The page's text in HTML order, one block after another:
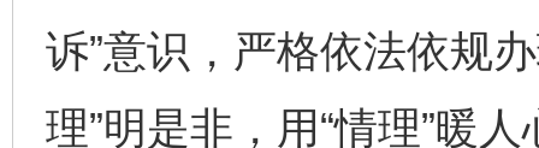
诉”意识，严格依法依规
理”明是非，用“情理”暖